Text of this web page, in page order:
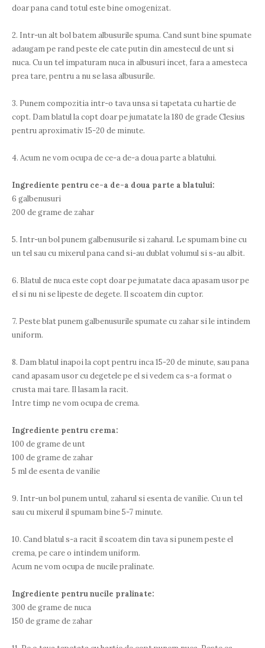
doar pana cand totul este bine omogenizat.
2. Intr-un alt bol batem albusurile spuma. Cand sunt bine spumate
adaugam pe rand peste ele cate putin din amestecul de unt si
nuca. Cu un tel impaturam nuca in albusuri incet, fara a amesteca
prea tare, pentru a nu se lasa albusurile.
3. Punem compozitia intr-o tava unsa si tapetata cu hartie de
copt. Dam blatul la copt doar pe jumatate la 180 de grade Clesius
pentru aproximativ 15-20 de minute.
4. Acum ne vom ocupa de ce-a de-a doua parte a blatului.
Ingrediente pentru ce-a de-a doua parte a blatului:
6 galbenusuri
200 de grame de zahar
5. Intr-un bol punem galbenusurile si zaharul. Le spumam bine cu
un tel sau cu mixerul pana cand si-au dublat volumul si s-au albit.
6. Blatul de nuca este copt doar pe jumatate daca apasam usor pe
el si nu ni se lipeste de degete. Il scoatem din cuptor.
7. Peste blat punem galbenusurile spumate cu zahar si le intindem
uniform.
8. Dam blatul inapoi la copt pentru inca 15-20 de minute, sau pana
cand apasam usor cu degetele pe el si vedem ca s-a format o
crusta mai tare. Il lasam la racit.
Intre timp ne vom ocupa de crema.
Ingrediente pentru crema:
100 de grame de unt
100 de grame de zahar
5 ml de esenta de vanilie
9. Intr-un bol punem untul, zaharul si esenta de vanilie. Cu un tel
sau cu mixerul il spumam bine 5-7 minute.
10. Cand blatul s-a racit il scoatem din tava si punem peste el
crema, pe care o intindem uniform.
Acum ne vom ocupa de nucile pralinate.
Ingrediente pentru nucile pralinate:
300 de grame de nuca
150 de grame de zahar